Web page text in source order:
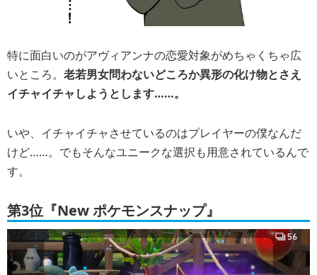
特に面白いのがアヴィアンナの恋愛対象がめちゃくちゃ広
いところ。 老若男女問わないどころか異形の化け物とさえ
イチャイチャしようとします……。
いや、イチャイチャさせているのはプレイヤーの僕なんだ
けど……。でもそんなユニークな選択も用意されているんで
す。
第3位『New ポケモンスナップ』